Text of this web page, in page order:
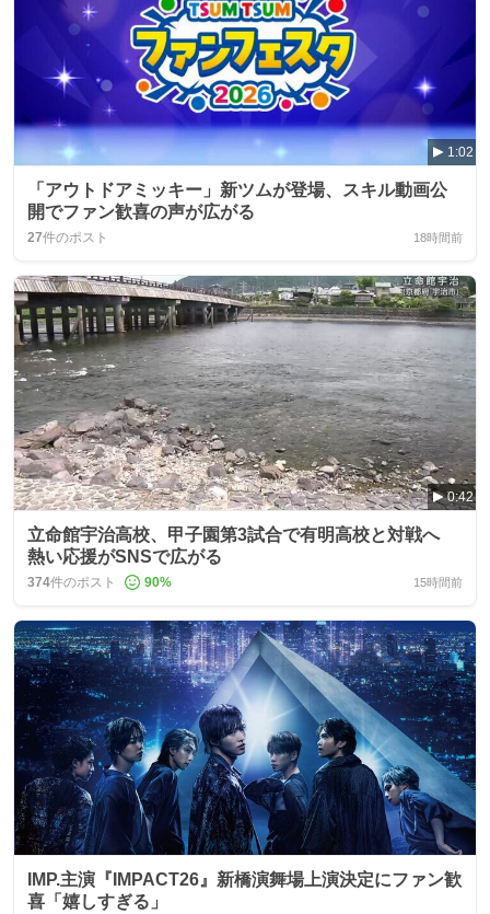
1:02
「アウトドアミッキー」新ツムが登場、スキル動画公
開でファン歓喜の声が広がる
27件のポスト 18時間前
0:42
立命館宇治高校、甲子園第3試合で有明高校と対戦へ
熱い応援がSNSで広がる
374件のポスト 90% 15時間前
IMP.主演『IMPACT26』新橋演舞場上演決定にファン歓
喜「嬉しすぎる」